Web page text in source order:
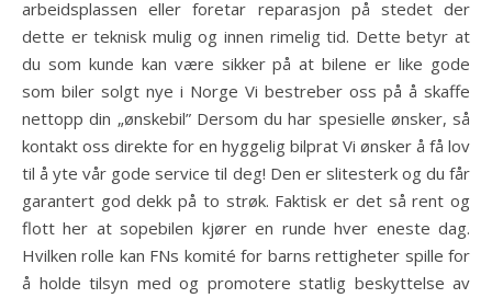
arbeidsplassen eller foretar reparasjon på stedet der
dette er teknisk mulig og innen rimelig tid. Dette betyr at
du som kunde kan være sikker på at bilene er like gode
som biler solgt nye i Norge Vi bestreber oss på å skaffe
nettopp din „ønskebil” Dersom du har spesielle ønsker, så
kontakt oss direkte for en hyggelig bilprat Vi ønsker å få lov
til å yte vår gode service til deg! Den er slitesterk og du får
garantert god dekk på to strøk. Faktisk er det så rent og
flott her at sopebilen kjører en runde hver eneste dag.
Hvilken rolle kan FNs komité for barns rettigheter spille for
å holde tilsyn med og promotere statlig beskyttelse av